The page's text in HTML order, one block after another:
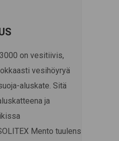
3000 on vesitiivis,
vesihöyryä
aluskate. Sitä
ja
Mento tuulensuoja-